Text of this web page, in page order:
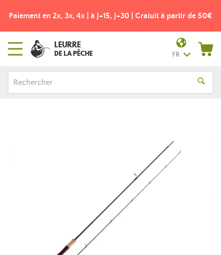
Paiement en 2x, 3x, 4x | à J+15, J+30 | Gratuit à partir de 50€
LEURRE
DE LA PÊCHE FR